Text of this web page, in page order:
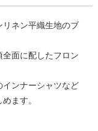
ネン平織生地のブ
面に配したフロン
ンナーシャツなど
ます。